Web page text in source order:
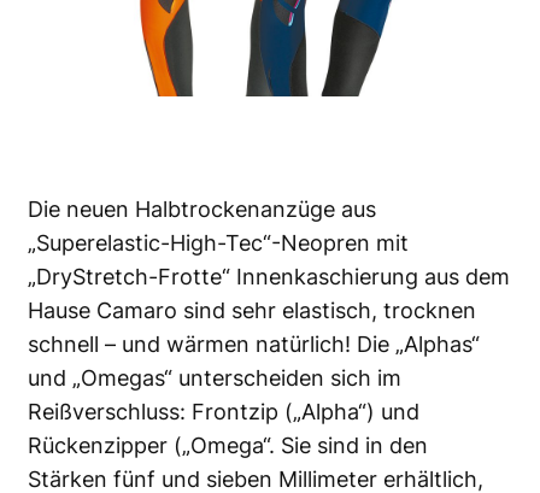
Die neuen Halbtrockenanzüge aus
„Superelastic-High-Tec“-Neopren mit
„DryStretch-Frotte“ Innenkaschierung aus dem
Hause Camaro sind sehr elastisch, trocknen
schnell – und wärmen natürlich! Die „Alphas“
und „Omegas“ unterscheiden sich im
Reißverschluss: Frontzip („Alpha“) und
Rückenzipper („Omega“. Sie sind in den
Stärken fünf und sieben Millimeter erhältlich,